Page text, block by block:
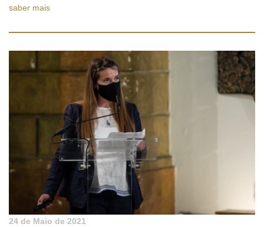
saber mais
24 de Maio de 2021